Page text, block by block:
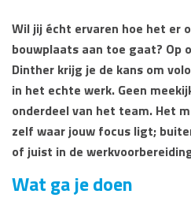
Wil jij écht ervaren hoe het er
bouwplaats aan toe gaat? Op
Dinther krijg je de kans om
in het echte werk. Geen
onderdeel van het team. Het
zelf waar jouw focus ligt;
of juist in de
Wat ga je doen